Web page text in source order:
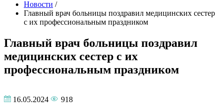
Новости /
Главный врач больницы поздравил медицинских сестер
с их профессиональным праздником
Главный врач больницы поздравил
медицинских сестер с их
профессиональным праздником
16.05.2024
918